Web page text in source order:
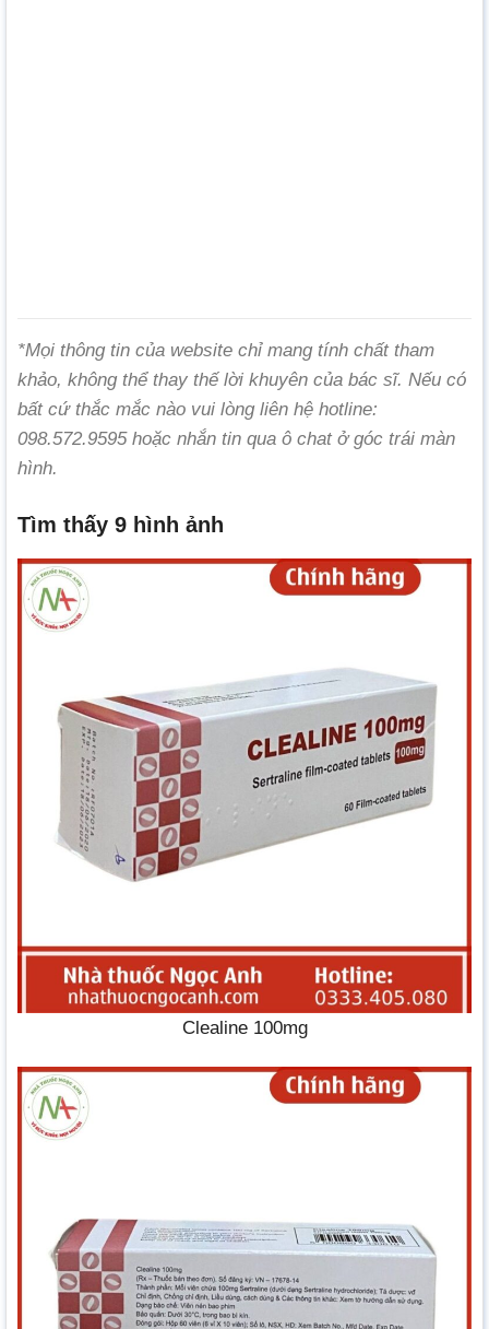
*Mọi thông tin của website chỉ mang tính chất tham
khảo, không thể thay thế lời khuyên của bác sĩ. Nếu có
bất cứ thắc mắc nào vui lòng liên hệ hotline:
098.572.9595 hoặc nhắn tin qua ô chat ở góc trái màn
hình.
Tìm thấy 9 hình ảnh
Clealine 100mg